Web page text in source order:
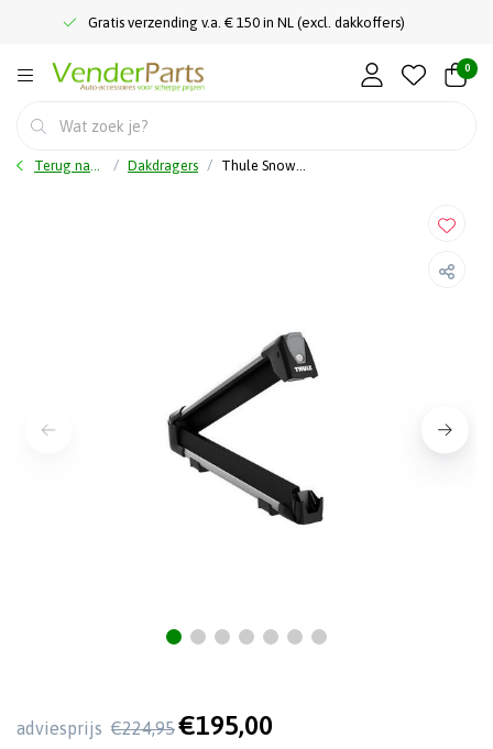
Gratis verzending v.a. € 150 in NL (excl. dakkoffers)
0
Terug naar home Dakdragers Thule Snowpack M - 7324 - 4 paar ski's of 2 snowboards
adviesprijs €224,95 €195,00